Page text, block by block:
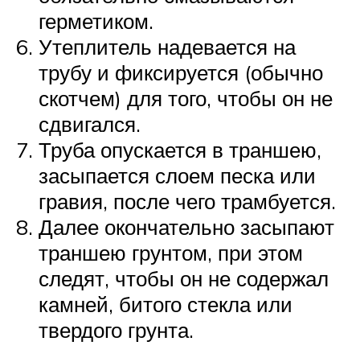
герметиком.
Утеплитель надевается на
трубу и фиксируется (обычно
скотчем) для того, чтобы он не
сдвигался.
Труба опускается в траншею,
засыпается слоем песка или
гравия, после чего трамбуется.
Далее окончательно засыпают
траншею грунтом, при этом
следят, чтобы он не содержал
камней, битого стекла или
твердого грунта.